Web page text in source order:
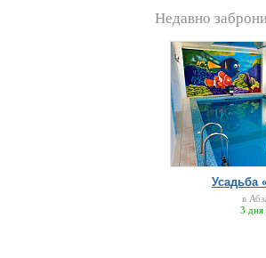
Недавно
Усадьба
в
3 дня